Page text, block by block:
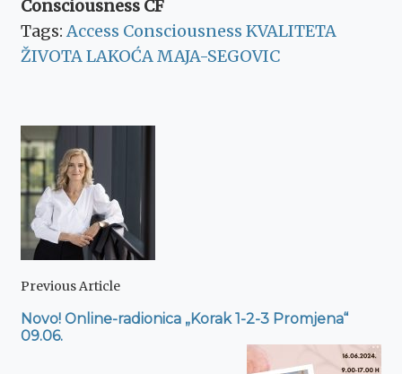
Consciousness CF
Tags: Access Consciousness KVALITETA
ŽIVOTALAKOĆAMAJA-SEGOVIC
Post
Navigation
Previous Article
Novo! Online-radionica „Korak 1-2-3 Promjena“
09.06.